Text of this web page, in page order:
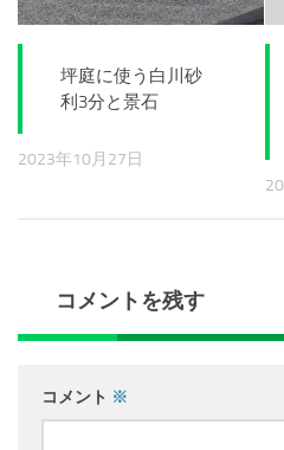
坪庭に使う白川砂
利3分と景石
2023年10月27日
コメントを残す
コメント ※